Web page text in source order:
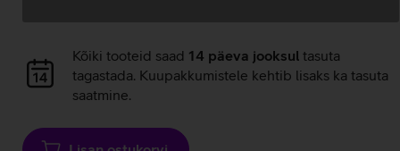
Andmete
laadimine
Kõiki tooteid saad 14 päeva jooksul tasuta
tagastada. Kuupakkumistele kehtib lisaks ka tasuta
saatmine.